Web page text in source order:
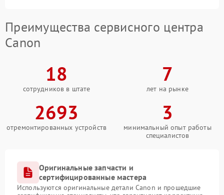
Преимущества сервисного центра
Canon
18
сотрудников в штате
7
лет на рынке
2693
отремонтированных устройств
3
минимальный опыт работы
специалистов
Оригинальные запчасти и
сертифицированные мастера
Используются оригинальные детали Canon и прошедшие